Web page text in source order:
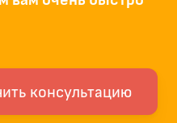
консультацию